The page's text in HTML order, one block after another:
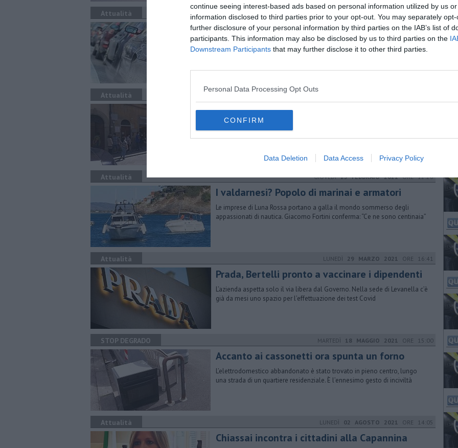
continue seeing interest-based ads based on personal information utilized by us
information disclosed to third parties prior to your opt-out. You may separately
further disclosure of your personal information by third parties on the IAB’s list of
participants. This information may also be disclosed by us to third parties on the
Downstream Participants that may further disclose it to other third parties.
Personal Data Processing Opt Outs
CONFIRM
Data Deletion Data Access Privacy Policy
Attualità MARTEDÌ 28 GENNAIO 2020 ORE 18:18
Traffico tra Levane e via Marconi, il Pd accusa
Il partito d’opposizione critica il sindaco per non aver mantenuto la
promessa sul nuovo piano urbano per la circolazione stradale
Attualità
Fila chilometrica per ritirare le mascherine
La foto-notizia: un serpentone di gente questa mattina in via Roma in
Attualità GIOVEDÌ25 FEBBRAIO 2021ORE 12:26
I valdarnesi? Popolo di marinai e armatori
Le imprese di Luna Rossa portano a galla il mondo sommerso degli
appassionati di nautica. Giacomo Fortini conferma: “Ce ne sono centinaia”
Attualità LUNEDÌ 29 MARZO 2021 ORE 16:41
Prada, Bertelli pronto a vaccinare i dipendenti
L’azienda aspetta solo il via libera dal Governo. Nella sede di Levanella c’è
già da mesi uno spazio per l’effettuazione dei test Covid
STOP DEGRADO MARTEDÌ 18 MAGGIO 2021 ORE 15:00
Accanto ai cassonetti ora spunta un forno
L’elettrodomestico abbandonato è stato trovato in pieno centro, lungo
una strada di un quartiere residenziale. È l’ennesimo gesto di inciviltà
Attualità LUNEDÌ 02 AGOSTO 2021 ORE 14:05
Chiassai incontra i cittadini alla Capannina